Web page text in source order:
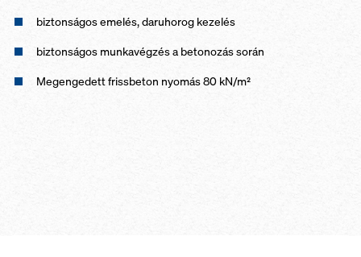
biztonságos emelés, daruhorog kezelés
biztonságos munkavégzés a betonozás során
Megengedett frissbeton nyomás 80 kN/m²